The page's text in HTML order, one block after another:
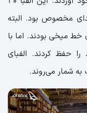
مخصوص بود. البته
میخی بودند. اما با
حفظ کردند. الفبای
به شمار می‌روند.